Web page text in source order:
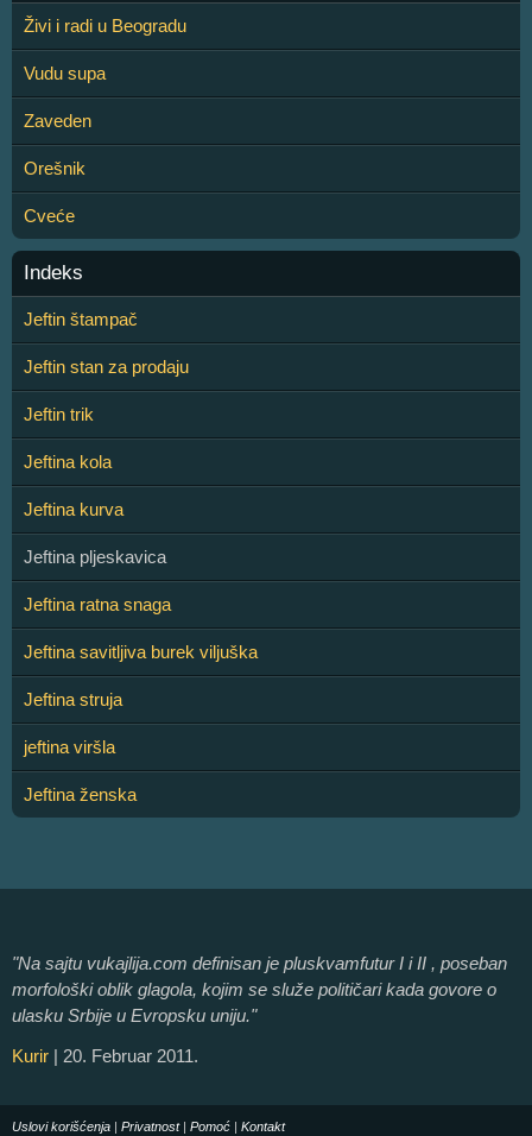
Živi i radi u Beogradu
Vudu supa
Zaveden
Orešnik
Cveće
Indeks
Jeftin štampač
Jeftin stan za prodaju
Jeftin trik
Jeftina kola
Jeftina kurva
Jeftina pljeskavica
Jeftina ratna snaga
Jeftina savitljiva burek viljuška
Jeftina struja
jeftina viršla
Jeftina ženska
"Na sajtu vukajlija.com definisan je pluskvamfutur I i II , poseban
morfološki oblik glagola, kojim se služe političari kada govore o
ulasku Srbije u Evropsku uniju."
Kurir | 20. Februar 2011.
Uslovi korišćenja | Privatnost| Pomoć | Kontakt